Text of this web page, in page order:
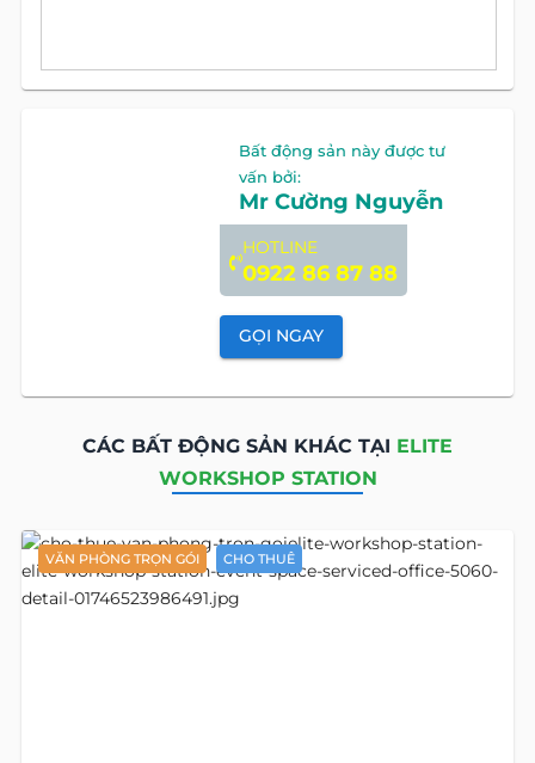
Bất động sản này được tư
vấn bởi:
Mr Cường Nguyễn
HOTLINE
0922 86 87 88
GỌI NGAY
CÁC BẤT ĐỘNG SẢN KHÁC TẠI ELITE
WORKSHOP STATION
VĂN PHÒNG TRỌN GÓI CHO THUÊ